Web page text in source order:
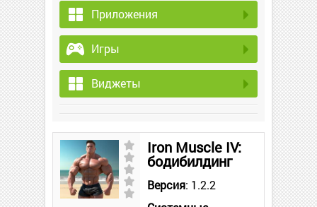
Приложения
Игры
Виджеты
Iron Muscle IV:
бодибилдинг
Версия: 1.2.2